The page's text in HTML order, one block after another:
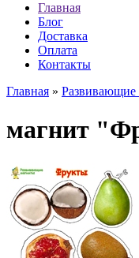
Главная
Блог
Доставка
Оплата
Контакты
Главная » Развивающие
магнит